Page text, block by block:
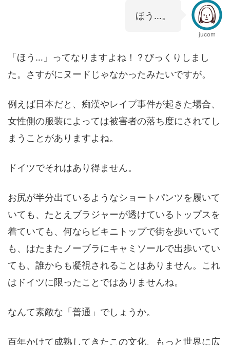
ほう…。
jucom
「ほう…」ってなりますよね！？びっくりしまし
た。さすがにヌードじゃなかったみたいですが。
例えば日本だと、痴漢やレイプ事件が起きた場合、
女性側の服装によっては被害者の落ち度にされてし
まうことがありますよね。
ドイツでそれはあり得ません。
お尻が半分出ているようなショートパンツを履いて
いても、たとえブラジャーが透けているトップスを
着ていても、何ならビキニトップで街を歩いていて
も、はたまたノーブラにキャミソールで出歩いてい
ても、誰からも凝視されることはありません。これ
はドイツに限ったことではありませんね。
なんて素敵な「普通」でしょうか。
百年かけて成熟してきたこの文化、もっと世界に広